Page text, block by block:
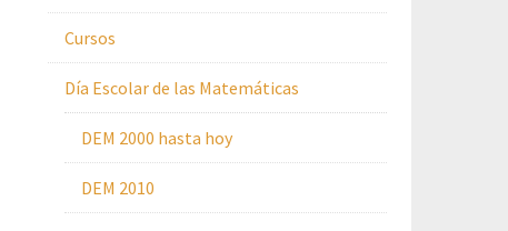
Cursos
Día Escolar de las Matemáticas
DEM 2000 hasta hoy
DEM 2010